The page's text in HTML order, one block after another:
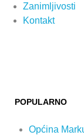
Zanimljivosti
Kontakt
POPULARNO
Općina